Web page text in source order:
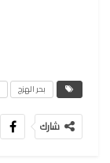
بحر الهزج
شارك